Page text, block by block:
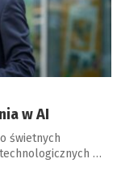
w AI
świetnych
…